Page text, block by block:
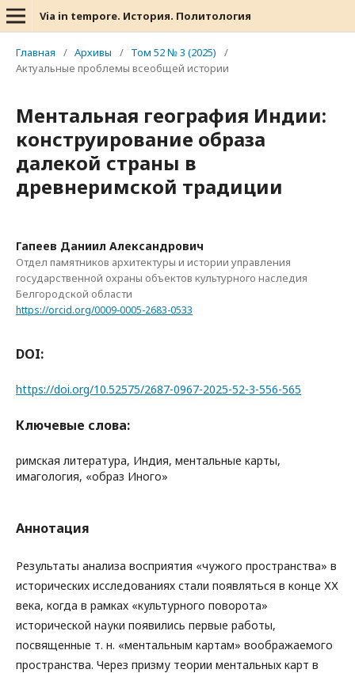
Via in tempore. История. Политология
Главная / Архивы / Том 52 № 3 (2025)
/
Актуальные проблемы всеобщей истории
Ментальная география Индии:
конструирование образа
далекой страны в
древнеримской традиции
Гапеев Даниил Александрович
Отдел памятников архитектуры и истории управления
государственной охраны объектов культурного наследия
Белгородской области
https://orcid.org/0009-0005-2683-0533
DOI:
https://doi.org/10.52575/2687-0967-2025-52-3-556-565
Ключевые слова:
римская литература, Индия, ментальные карты,
имагология, «образ Иного»
Аннотация
Результаты анализа восприятия «чужого пространства» в
исторических исследованиях стали появляться в конце ХХ
века, когда в рамках «культурного поворота»
исторической науки появились первые работы,
посвященные т. н. «ментальным картам» воображаемого
пространства. Через призму теории ментальных карт в